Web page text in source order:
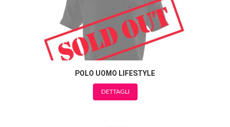
POLO UOMO LIFESTYLE
DETTAGLI